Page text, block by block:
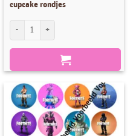
cupcake rondjes